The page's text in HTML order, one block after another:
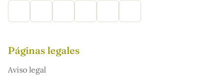
Páginas legales
Aviso legal